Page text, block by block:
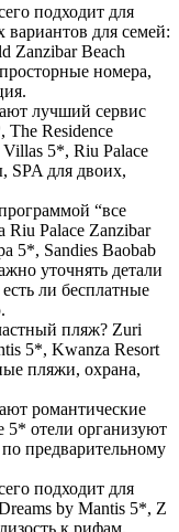
подходит для
для семей:
Zanzibar Beach
номера,
лучший сервис
The Residence
5*, Riu Palace
SPA для двоих,
“все
Riu Palace Zanzibar
5*, Sandies Baobab
уточнять детали
ли бесплатные
пляж? Zuri
5*, Kwanza Resort
пляжи, охрана,
романтические
5* отели организуют
предварительному
подходит для
by Mantis 5*, Z
к рифам,